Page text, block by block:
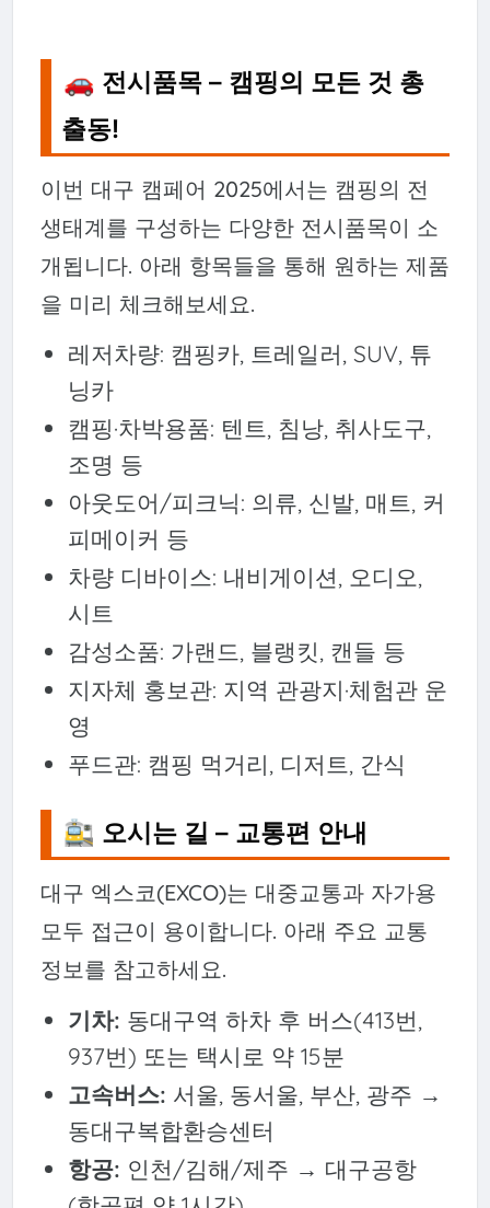
🚗 전시품목 – 캠핑의 모든 것 총
출동!
이번 대구 캠페어 2025에서는 캠핑의 전
생태계를 구성하는 다양한 전시품목이 소
개됩니다. 아래 항목들을 통해 원하는 제품
을 미리 체크해보세요.
레저차량: 캠핑카, 트레일러, SUV, 튜
닝카
캠핑·차박용품: 텐트, 침낭, 취사도구,
조명 등
아웃도어/피크닉: 의류, 신발, 매트, 커
피메이커 등
차량 디바이스: 내비게이션, 오디오,
시트
감성소품: 가랜드, 블랭킷, 캔들 등
지자체 홍보관: 지역 관광지·체험관 운
영
푸드관: 캠핑 먹거리, 디저트, 간식
🚉 오시는 길 – 교통편 안내
대구 엑스코(EXCO)는 대중교통과 자가용
모두 접근이 용이합니다. 아래 주요 교통
정보를 참고하세요.
기차: 동대구역 하차 후 버스(413번,
937번) 또는 택시로 약 15분
고속버스: 서울, 동서울, 부산, 광주 →
동대구복합환승센터
항공: 인천/김해/제주 → 대구공항